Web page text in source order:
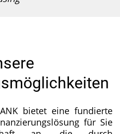
bietet eine fundierte
für Sie